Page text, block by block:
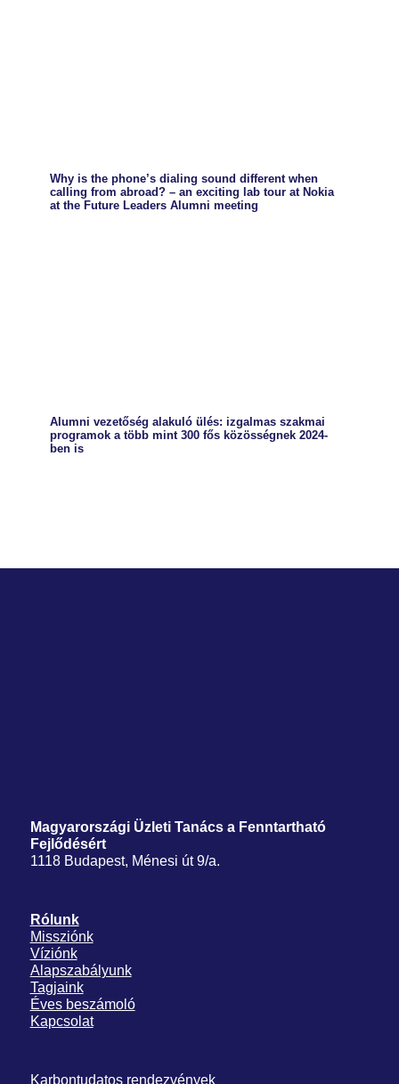
Why is the phone’s dialing sound different when
calling from abroad? – an exciting lab tour at Nokia
at the Future Leaders Alumni meeting
Alumni vezetőség alakuló ülés: izgalmas szakmai
programok a több mint 300 fős közösségnek 2024-
ben is
Magyarországi Üzleti Tanács a Fenntartható
Fejlődésért
1118 Budapest, Ménesi út 9/a.
Rólunk
Missziónk
Víziónk
Alapszabályunk
Tagjaink
Éves beszámoló
Kapcsolat
Karbontudatos rendezvények